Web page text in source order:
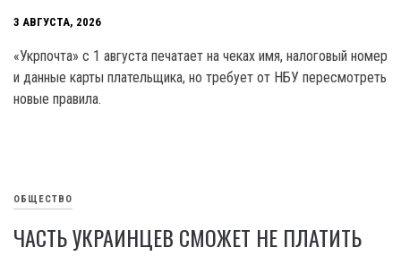
3 АВГУСТА, 2026
«Укрпочта» с 1 августа печатает на чеках имя, налоговый номер
и данные карты плательщика, но требует от НБУ пересмотреть
новые правила.
ОБЩЕСТВО
ЧАСТЬ УКРАИНЦЕВ СМОЖЕТ НЕ ПЛАТИТЬ